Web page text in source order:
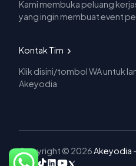
Kami membuka peluang
yang ingin membuat event
Kontak Tim
Klik disini/tombol WA untuk
Akeyodia
Copyright © 2026Akeyodia